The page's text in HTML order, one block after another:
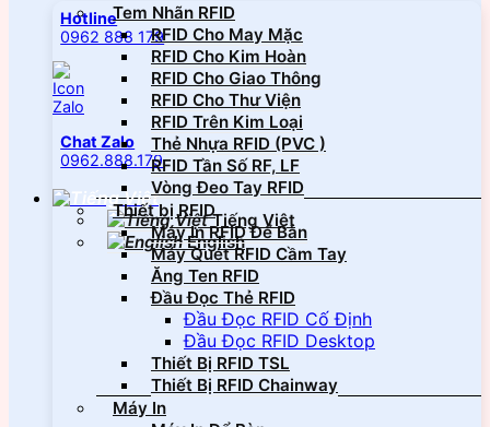
Hotline
0962 888 179
Chat Zalo
0962.888.179
Tiếng Việt
English
Tem Nhãn RFID
RFID Cho May Mặc
RFID Cho Kim Hoàn
RFID Cho Giao Thông
RFID Cho Thư Viện
RFID Trên Kim Loại
Thẻ Nhựa RFID (PVC )
RFID Tần Số RF, LF
Vòng Đeo Tay RFID
Thiết bị RFID
Máy In RFID Để Bàn
Máy Quét RFID Cầm Tay
Ăng Ten RFID
Đầu Đọc Thẻ RFID
Đầu Đọc RFID Cố Định
Đầu Đọc RFID Desktop
Thiết Bị RFID TSL
Thiết Bị RFID Chainway
Máy In